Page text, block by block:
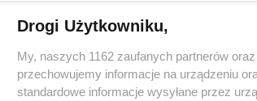
Drogi Użytkowniku,
My, naszych 1162 zaufanych partnerów
przechowujemy informacje na urządzeniu
standardowe informacje wysyłane przez